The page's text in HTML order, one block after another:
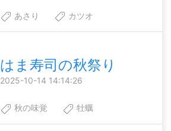
あさり カツオ
はま寿司の秋祭り
2025-10-14 14:14:26
秋の味覚 牡蠣